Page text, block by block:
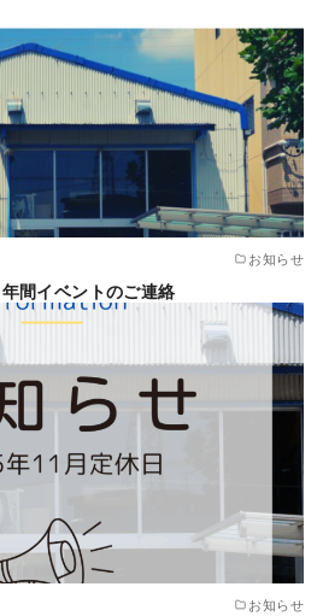
お知らせ
間イベントのご連絡
お知らせ